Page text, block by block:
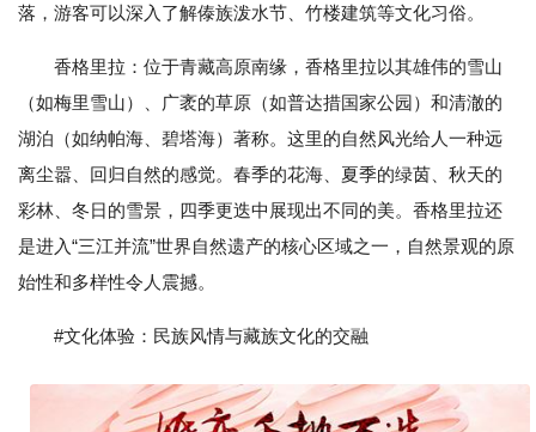
落，游客可以深入了解傣族泼水节、竹楼建筑等文化习俗。
香格里拉：位于青藏高原南缘，香格里拉以其雄伟的雪山
（如梅里雪山）、广袤的草原（如普达措国家公园）和清澈的
湖泊（如纳帕海、碧塔海）著称。这里的自然风光给人一种远
离尘嚣、回归自然的感觉。春季的花海、夏季的绿茵、秋天的
彩林、冬日的雪景，四季更迭中展现出不同的美。香格里拉还
是进入“三江并流”世界自然遗产的核心区域之一，自然景观的原
始性和多样性令人震撼。
#文化体验：民族风情与藏族文化的交融